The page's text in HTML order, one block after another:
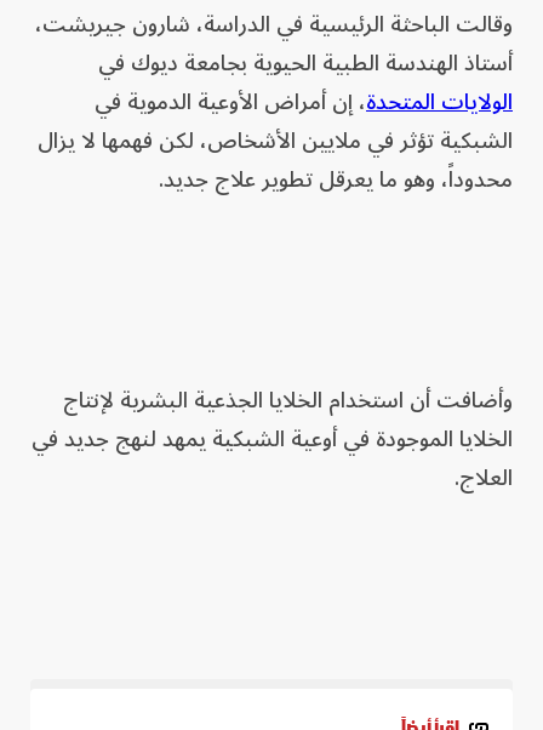
وقالت الباحثة الرئيسية في الدراسة، شارون جيريشت،
أستاذ الهندسة الطبية الحيوية بجامعة ديوك في
الولايات المتحدة، إن أمراض الأوعية الدموية في
الشبكية تؤثر في ملايين الأشخاص، لكن فهمها لا يزال
محدوداً، وهو ما يعرقل تطوير علاج جديد.
وأضافت أن استخدام الخلايا الجذعية البشرية لإنتاج
الخلايا الموجودة في أوعية الشبكية يمهد لنهج جديد في
العلاج.